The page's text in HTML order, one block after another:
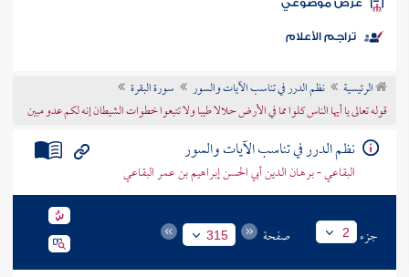
الكتب
موضوعي
تراجم الأعلام
الرئيسية نظم الدرر في تناسب الآيات والسور
سورة البقرة
قوله تعالى يا أيها الناس كلوا مما في الأرض حلالا طيبا ولا تتبعوا خطوات الشيطان إنه لكم عدو مبين
نظم الدرر في تناسب الآيات والسور
البقاعي - برهان الدين أبي الحسن إبراهيم بن عمر البقاعي
جزء 2 صفحة 315